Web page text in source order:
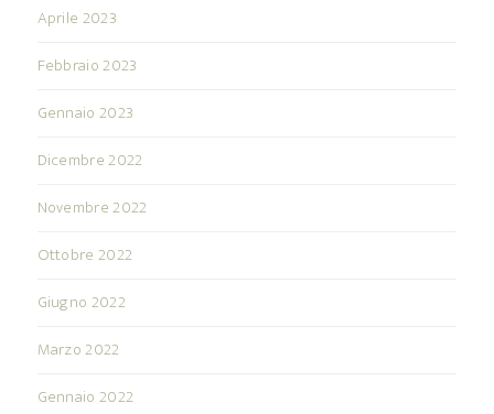
Aprile 2023
Febbraio 2023
Gennaio 2023
Dicembre 2022
Novembre 2022
Ottobre 2022
Giugno 2022
Marzo 2022
Gennaio 2022